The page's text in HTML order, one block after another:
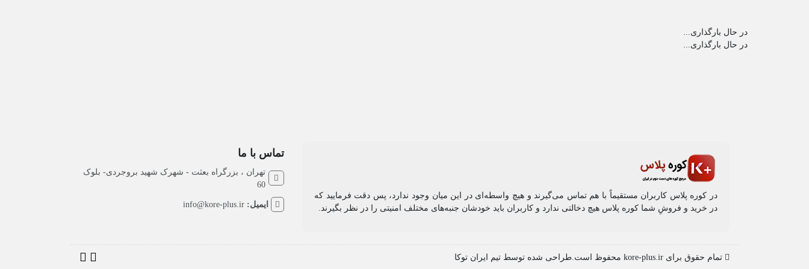
در حال بارگذاری...
در حال بارگذاری...
در کوره پلاس کاربران مستقیماً با هم تماس می‌گیرند و هیچ واسطه‌ای در این میان وجود ندارد، پس دقت فرمایید که
در خرید و فروشِ شما کوره پلاس هیچ دخالتی ندارد و کاربران باید خودشان جنبه‌های مختلف امنیتی را در نظر بگیرند.
تماس با ما
تهران ، بزرگراه بعثت - شهرک شهید بروجردی- بلوک
60
ایمیل: info@kore-plus.ir
تمام حقوق برای kore-plus.ir محفوظ است.طراحی شده توسط تیم ایران توکا